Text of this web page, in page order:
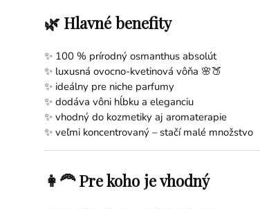
🌿 Hlavné benefity
✨ 100 % prírodný osmanthus absolút
✨ luxusná ovocno-kvetinová vôňa 🌸🍑
✨ ideálny pre niche parfumy
✨ dodáva vôni hĺbku a eleganciu
✨ vhodný do kozmetiky aj aromaterapie
✨ veľmi koncentrovaný – stačí malé množstvo
👩‍🦰 Pre koho je vhodný